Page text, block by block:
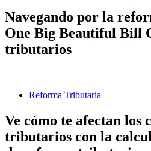
Navegando por la
One Big Beautiful Bill
tributarios
Reforma Tributaria
Ve cómo te afectan los
tributarios con la